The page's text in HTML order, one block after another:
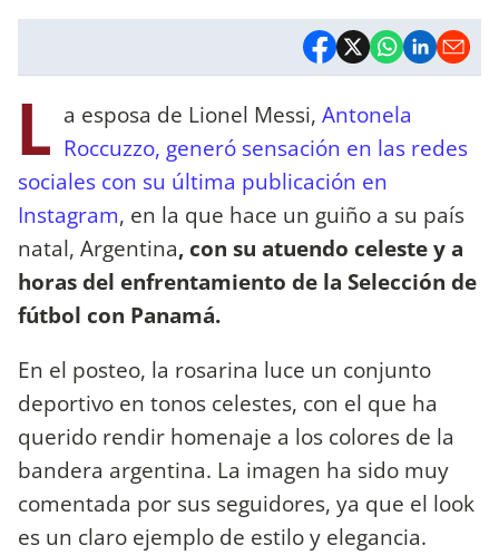
L a esposa de Lionel Messi, Antonela
Roccuzzo, generó sensación en las redes
sociales con su última publicación en
Instagram, en la que hace un guiño a su país
natal, Argentina, con su atuendo celeste y a
horas del enfrentamiento de la Selección de
fútbol con Panamá.
En el posteo, la rosarina luce un conjunto
deportivo en tonos celestes, con el que ha
querido rendir homenaje a los colores de la
bandera argentina. La imagen ha sido muy
comentada por sus seguidores, ya que el look
es un claro ejemplo de estilo y elegancia.